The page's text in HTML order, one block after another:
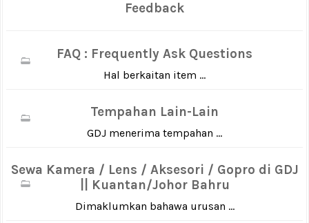
Feedback
FAQ : Frequently Ask Questions
Hal berkaitan item ...
Tempahan Lain-Lain
GDJ menerima tempahan ...
Sewa Kamera / Lens / Aksesori / Gopro di GDJ
|| Kuantan/Johor Bahru
Dimaklumkan bahawa urusan ...